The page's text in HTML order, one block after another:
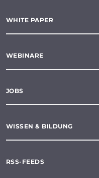
WHITE PAPER
WEBINARE
JOBS
WISSEN & BILDUNG
RSS-FEEDS